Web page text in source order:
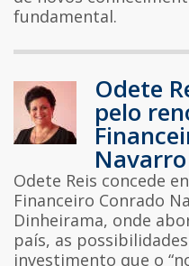
fundamental.
Odete
pelo
Odete Reis concede
Financeiro Conrado
Dinheirama, onde
país, as
investimento que o